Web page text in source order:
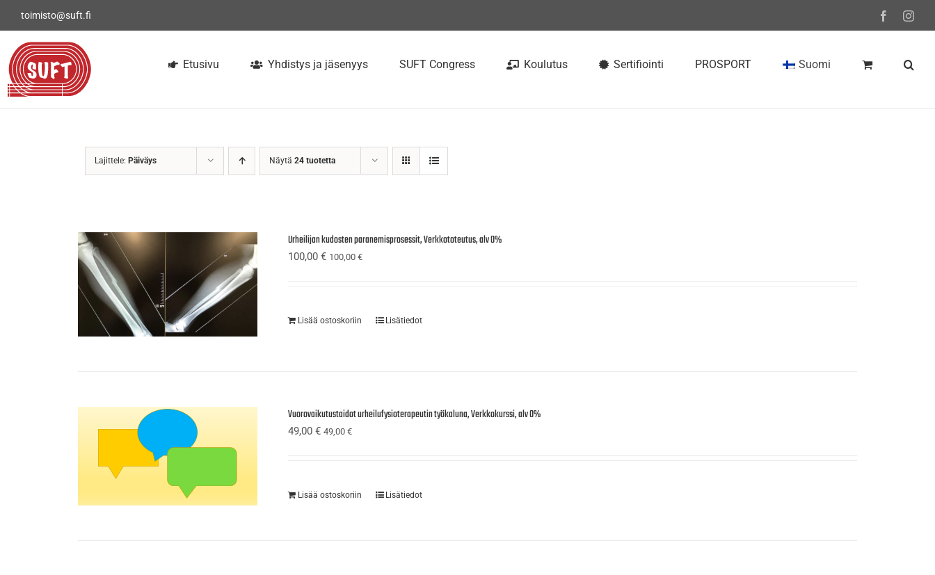
toimisto@suft.fi Facebook
Etusivu Yhdistys ja jäsenyys SUFT Congress Koulutus Sertifiointi PROSPORT Suomi
Lajittele: Päiväys Näytä 24 tuotetta
Urheilijan kudosten paranemisprosessit, Verkkototeutus, alv 0%
100,00€ 100,00€
Lisää ostoskoriin Lisätiedot
Vuorovaikutustaidot urheilufysioterapeutin työkaluna, Verkkokurssi, alv 0%
49,00€ 49,00€
Lisää ostoskoriin Lisätiedot